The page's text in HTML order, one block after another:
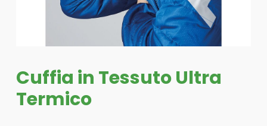
Cuffia in Tessuto Ultra
Termico